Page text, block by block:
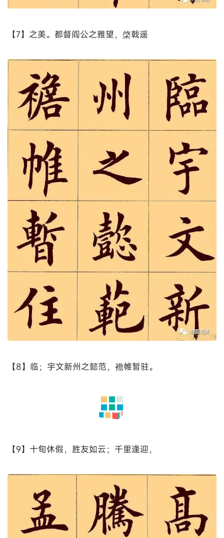
【7】之美。都督阎公之雅望，棨戟遥
【8】临；宇文新州之懿范，襜帷暂驻。